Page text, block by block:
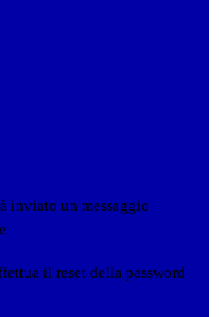
inviato un messaggio
il reset della password